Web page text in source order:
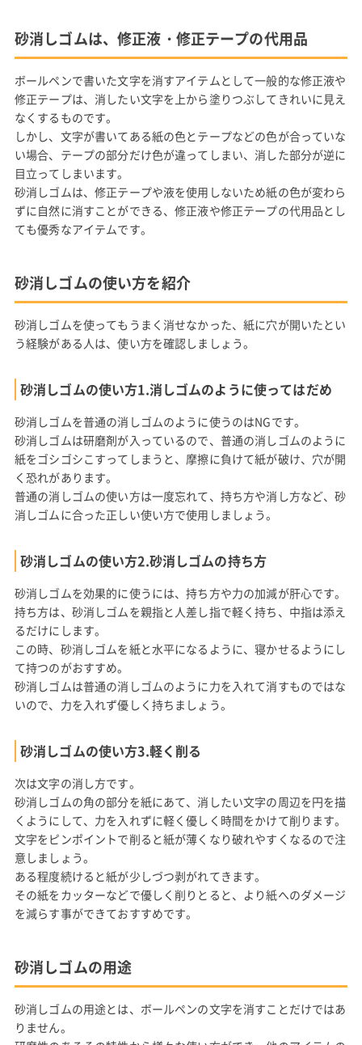
砂消しゴムは、修正液・修正テープの代用品
ボールペンで書いた文字を消すアイテムとして一般的な修正液や
修正テープは、消したい文字を上から塗りつぶしてきれいに見え
なくするものです。
しかし、文字が書いてある紙の色とテープなどの色が合っていな
い場合、テープの部分だけ色が違ってしまい、消した部分が逆に
目立ってしまいます。
砂消しゴムは、修正テープや液を使用しないため紙の色が変わら
ずに自然に消すことができる、修正液や修正テープの代用品とし
ても優秀なアイテムです。
砂消しゴムの使い方を紹介
砂消しゴムを使ってもうまく消せなかった、紙に穴が開いたとい
う経験がある人は、使い方を確認しましょう。
砂消しゴムの使い方1.消しゴムのように使ってはだめ
砂消しゴムを普通の消しゴムのように使うのはNGです。
砂消しゴムは研磨剤が入っているので、普通の消しゴムのように
紙をゴシゴシこすってしまうと、摩擦に負けて紙が破け、穴が開
く恐れがあります。
普通の消しゴムの使い方は一度忘れて、持ち方や消し方など、砂
消しゴムに合った正しい使い方で使用しましょう。
砂消しゴムの使い方2.砂消しゴムの持ち方
砂消しゴムを効果的に使うには、持ち方や力の加減が肝心です。
持ち方は、砂消しゴムを親指と人差し指で軽く持ち、中指は添え
るだけにします。
この時、砂消しゴムを紙と水平になるように、寝かせるようにし
て持つのがおすすめ。
砂消しゴムは普通の消しゴムのように力を入れて消すものではな
いので、力を入れず優しく持ちましょう。
砂消しゴムの使い方3.軽く削る
次は文字の消し方です。
砂消しゴムの角の部分を紙にあて、消したい文字の周辺を円を描
くようにして、力を入れずに軽く優しく時間をかけて削ります。
文字をピンポイントで削ると紙が薄くなり破れやすくなるので注
意しましょう。
ある程度続けると紙が少しづつ剥がれてきます。
その紙をカッターなどで優しく削りとると、より紙へのダメージ
を減らす事ができておすすめです。
砂消しゴムの用途
砂消しゴムの用途とは、ボールペンの文字を消すことだけではあ
りません。